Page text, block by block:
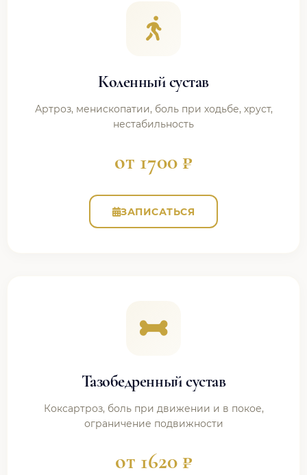
Коленный сустав
Артроз, менископатии, боль при ходьбе, хруст,
нестабильность
от 1700 ₽
ЗАПИСАТЬСЯ
Тазобедренный сустав
Коксартроз, боль при движении и в покое,
ограничение подвижности
от 1620 ₽